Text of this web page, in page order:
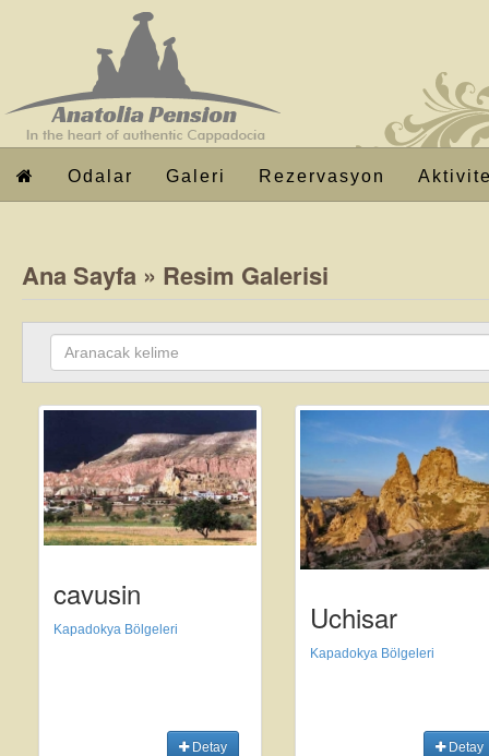
Odalar Galeri Rezervasyon
Ana Sayfa » Resim Galerisi
cavusin
Kapadokya Bölgeleri
Detay
Uchisar
Kapadokya Bölgeleri
Detay